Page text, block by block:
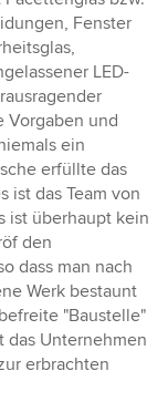
Fenster
LED-
Vorgaben und
ein
erfüllte das
ist das Team von
ist überhaupt kein
den
dass man nach
Werk bestaunt
"Baustelle"
das Unternehmen
erbrachten